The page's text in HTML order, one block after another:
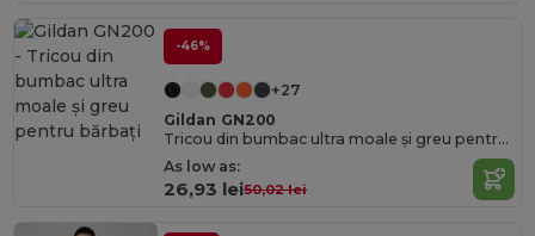
-46%
+27
Gildan GN200
Tricou din bumbac ultra moale și greu pentru bărbați
As low as:
26,93 lei50,02 lei